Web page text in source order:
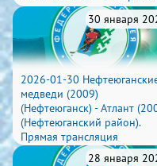
30 января
2026-01-30
медведи (2009)
(Нефтеюганск) - Атлант
(Нефтеюганский район).
Прямая трансляция
28 января